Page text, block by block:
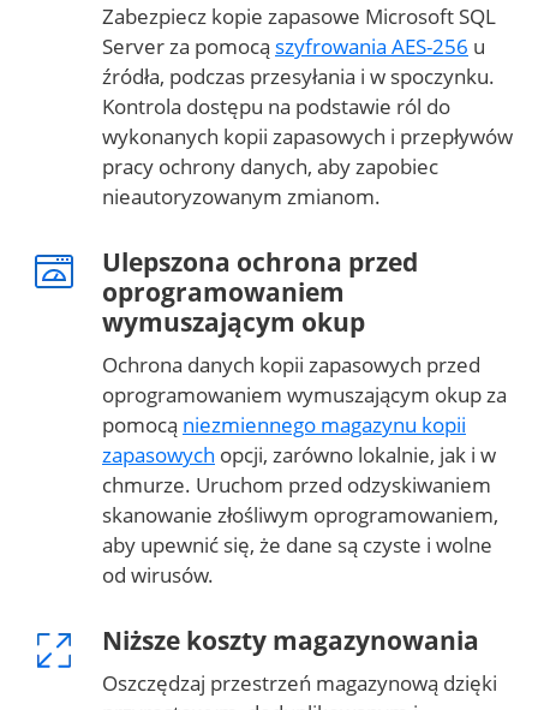
Zabezpiecz kopie zapasowe Microsoft SQL
Server za pomocą szyfrowania AES-256 u
źródła, podczas przesyłania i w spoczynku.
Kontrola dostępu na podstawie ról do
wykonanych kopii zapasowych i przepływów
pracy ochrony danych, aby zapobiec
nieautoryzowanym zmianom.
Ulepszona ochrona przed
oprogramowaniem
wymuszającym okup
Ochrona danych kopii zapasowych przed
oprogramowaniem wymuszającym okup za
pomocą niezmiennego magazynu kopii
zapasowych opcji, zarówno lokalnie, jak i w
chmurze. Uruchom przed odzyskiwaniem
skanowanie złośliwym oprogramowaniem,
aby upewnić się, że dane są czyste i wolne
od wirusów.
Niższe koszty magazynowania
Oszczędzaj przestrzeń magazynową dzięki